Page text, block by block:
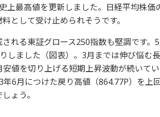
上最高値を更新しました。日経平均株
として受け止められそうです。
れる東証グロース250指数も堅調です
りしました（図表）。3月までは伸び悩む
安値を切り上げる短期上昇波動が続いて
年6月につけた戻り高値（864.77P）を上
ょう。